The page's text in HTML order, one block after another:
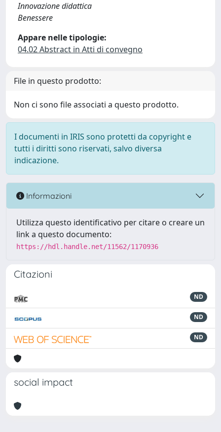
Innovazione didattica
Benessere
Appare nelle tipologie:
04.02 Abstract in Atti di convegno
File in questo prodotto:
Non ci sono file associati a questo prodotto.
I documenti in IRIS sono protetti da copyright e
tutti i diritti sono riservati, salvo diversa
indicazione.
Informazioni
Utilizza questo identificativo per citare o creare un
link a questo documento:
https://hdl.handle.net/11562/1170936
Citazioni
ND
ND
ND
social impact